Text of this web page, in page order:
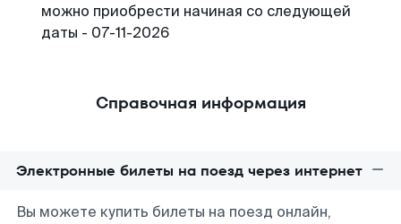
можно приобрести начиная со следующей
даты - 07-11-2026
Справочная информация
Электронные билеты на поезд через интернет
Вы можете купить билеты на поезд онлайн,